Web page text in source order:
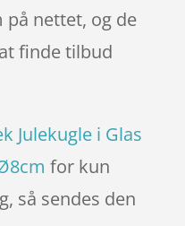
nettet, og de
finde tilbud
Julekugle i Glas
for kun
så sendes den